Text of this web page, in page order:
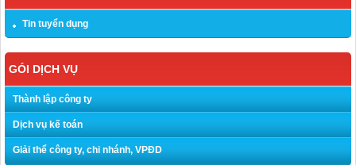
Tin tuyển dụng
GÓI DỊCH VỤ
Thành lập công ty
Dịch vụ kế toán
Giải thể công ty, chi nhánh, VPĐD